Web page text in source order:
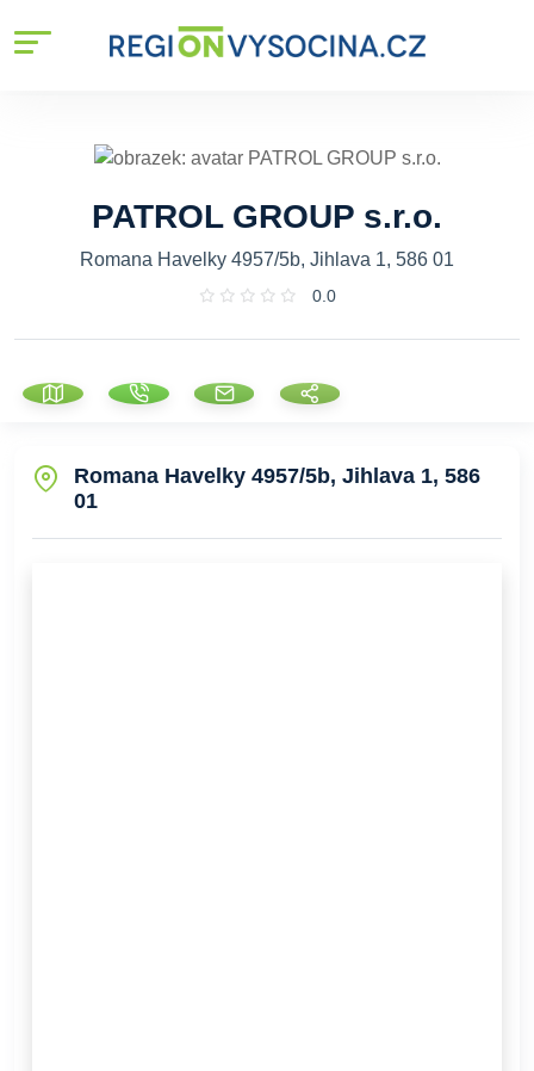
PATROL GROUP s.r.o.
Romana Havelky 4957/5b, Jihlava 1, 586 01
0.0
Romana Havelky 4957/5b, Jihlava 1, 586
01